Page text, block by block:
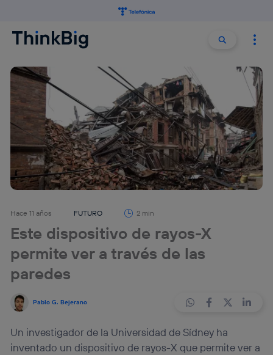
Buscar
Hace 11 años FUTURO 2 min
Este dispositivo de rayos-X
permite ver a través de las
paredes
Pablo G. Bejerano
Un investigador de la Universidad de Sídney ha
inventado un dispositivo de rayos-X que permite ver a